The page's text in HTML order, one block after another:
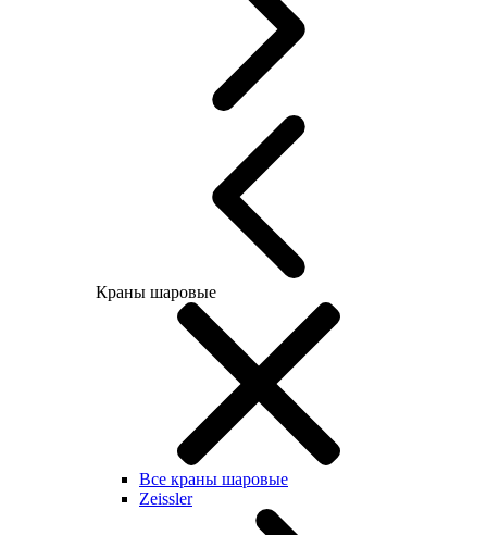
Краны шаровые
Все краны шаровые
Zeissler